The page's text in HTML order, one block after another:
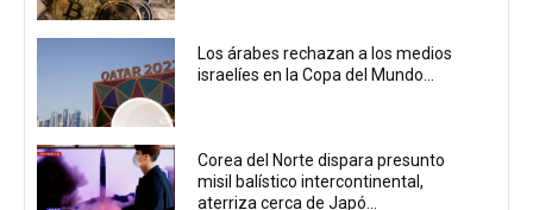
Los árabes rechazan a los medios
israelíes en la Copa del Mundo...
Corea del Norte dispara presunto
misil balístico intercontinental,
aterriza cerca de Japó...